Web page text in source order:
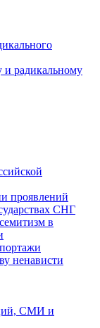
и радикальному
проявлений
СНГ
в
ненависти
СМИ и